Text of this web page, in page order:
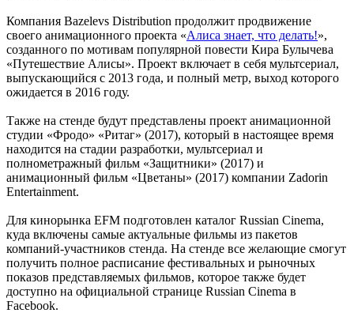
Компания Bazelevs Distribution продолжит продвижение
своего анимационного проекта «Алиса знает, что делать!»,
созданного по мотивам популярной повести Кира Булычева
«Путешествие Алисы». Проект включает в себя мультсериал,
выпускающийся с 2013 года, и полный метр, выход которого
ожидается в 2016 году.
Также на стенде будут представлены проект анимационной
студии «Фродо» «Ритаг» (2017), который в настоящее время
находится на стадии разработки, мультсериал и
полнометражный фильм «Защитники» (2017) и
анимационный фильм «Цветаны» (2017) компании Zadorin
Entertainment.
Для кинорынка EFM подготовлен каталог Russian Cinema,
куда включены самые актуальные фильмы из пакетов
компаний-участников стенда. На стенде все желающие смогут
получить полное расписание фестивальных и рыночных
показов представляемых фильмов, которое также будет
доступно на официальной странице Russian Cinema в
Facebook.